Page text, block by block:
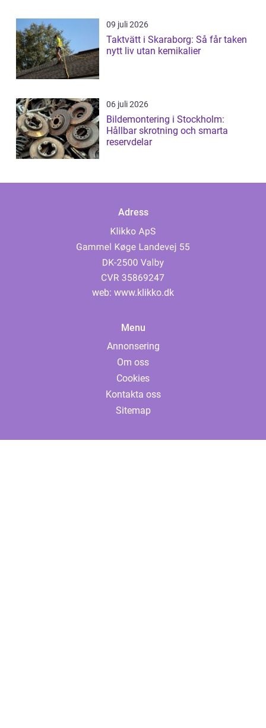
09 juli 2026
Taktvätt i Skaraborg: Så får taken
nytt liv utan kemikalier
06 juli 2026
Bildemontering i Stockholm:
Hållbar skrotning och smarta
reservdelar
Adress
web: www.klikko.dk
Menu
Annonsering
Om oss
Cookies
Kontakta oss
Sitemap